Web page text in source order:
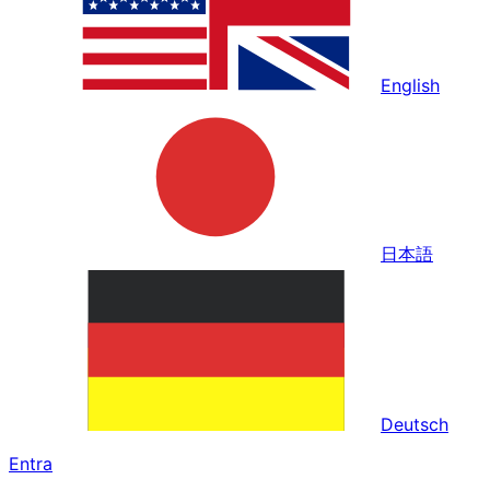
English
日本語
Deutsch
Entra